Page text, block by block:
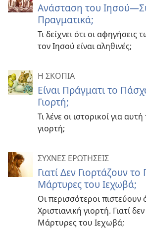
Ανάσταση του
Πραγματικά;
Τι δείχνει ότι οι αφηγήσεις
τον Ιησού είναι αληθινές;
Η ΣΚΟΠΙΑ
Είναι Πράγματι το
Γιορτή;
Τι λένε οι ιστορικοί για
γιορτή;
ΣΥΧΝΕΣ ΕΡΩΤΗΣΕΙΣ
Γιατί Δεν Γιορτάζουν
Μάρτυρες του Ιεχωβά;
Οι περισσότεροι πιστεύουν
Χριστιανική γιορτή. Γιατί
Μάρτυρες του Ιεχωβά;